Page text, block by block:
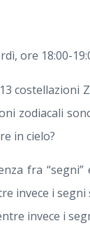
ore 18:00-
costellazioni
zodiacali
in cielo?
fra
invece i
invece i